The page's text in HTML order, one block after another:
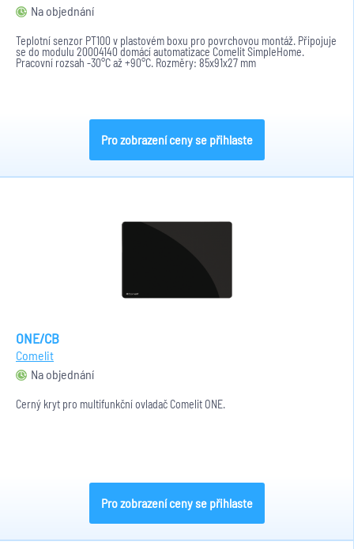
Na objednání
Teplotní senzor PT100 v plastovém boxu pro povrchovou montáž. Připojuje
se do modulu 20004140 domácí automatizace Comelit SimpleHome.
Pracovní rozsah -30°C až +90°C. Rozměry: 85x91x27 mm
Pro zobrazení ceny se přihlaste
ONE/CB
Comelit
Na objednání
Černý kryt pro multifunkční ovladač Comelit ONE.
Pro zobrazení ceny se přihlaste